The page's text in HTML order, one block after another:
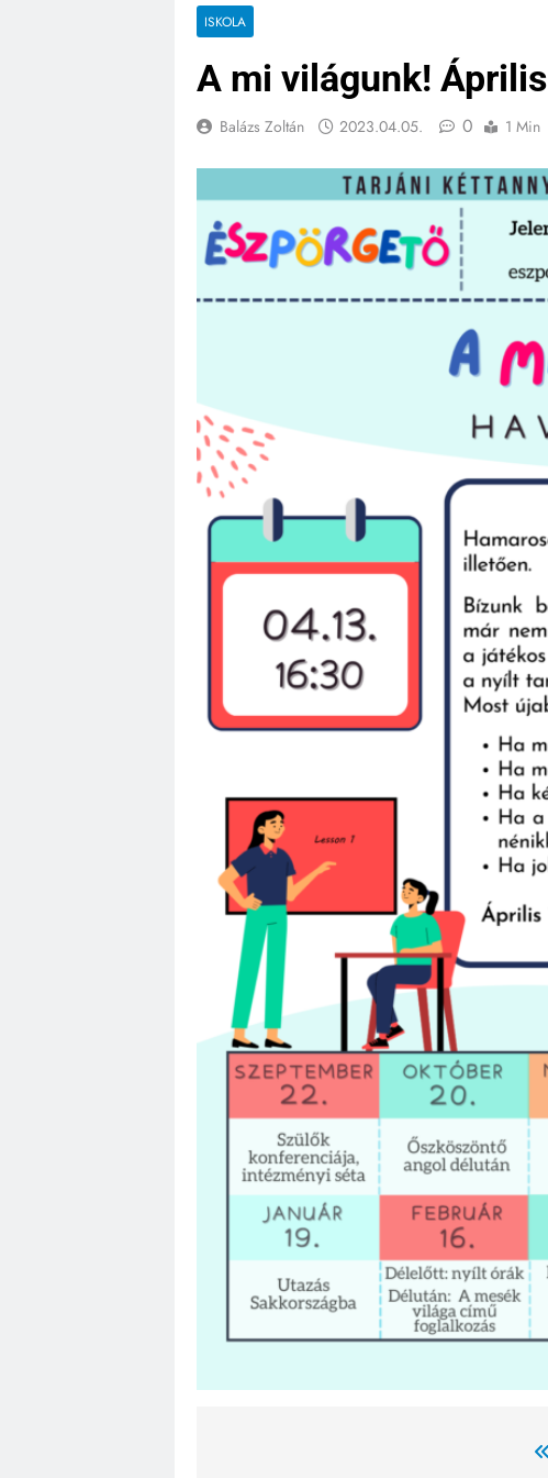
ISKOLA
A mi világunk! Április
Balázs Zoltán 2023.04.05. 0 1 Min